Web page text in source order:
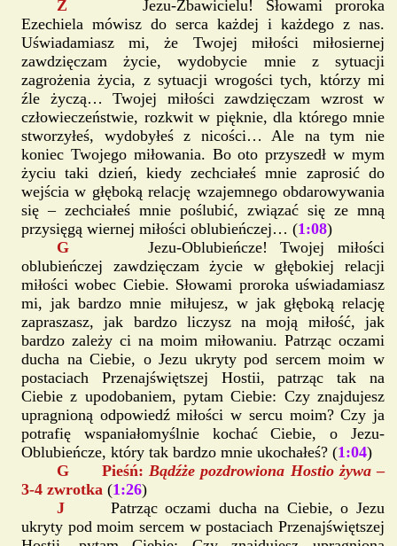
Z Jezu-Zbawicielu! Słowami proroka
Ezechiela mówisz do serca każdej i każdego z nas.
Uświadamiasz mi, że Twojej miłości miłosiernej
zawdzięczam życie, wydobycie mnie z sytuacji
zagrożenia życia, z sytuacji wrogości tych, którzy mi
źle życzą… Twojej miłości zawdzięczam wzrost w
człowieczeństwie, rozkwit w pięknie, dla którego mnie
stworzyłeś, wydobyłeś z nicości… Ale na tym nie
koniec Twojego miłowania. Bo oto przyszedł w mym
życiu taki dzień, kiedy zechciałeś mnie zaprosić do
wejścia w głęboką relację wzajemnego obdarowywania
się – zechciałeś mnie poślubić, związać się ze mną
przysięgą wiernej miłości oblubieńczej… (1:08)
G Jezu-Oblubieńcze! Twojej miłości
oblubieńczej zawdzięczam życie w głębokiej relacji
miłości wobec Ciebie. Słowami proroka uświadamiasz
mi, jak bardzo mnie miłujesz, w jak głęboką relację
zapraszasz, jak bardzo liczysz na moją miłość, jak
bardzo zależy ci na moim miłowaniu. Patrząc oczami
ducha na Ciebie, o Jezu ukryty pod sercem moim w
postaciach Przenajświętszej Hostii, patrząc tak na
Ciebie z upodobaniem, pytam Ciebie: Czy znajdujesz
upragnioną odpowiedź miłości w sercu moim? Czy ja
potrafię wspaniałomyślnie kochać Ciebie, o Jezu-
Oblubieńcze, który tak bardzo mnie ukochałeś? (1:04)
G Pieśń:Bądźże pozdrowiona Hostio żywa–
3-4 zwrotka (1:26)
J Patrząc oczami ducha na Ciebie, o Jezu
ukryty pod moim sercem w postaciach Przenajświętszej